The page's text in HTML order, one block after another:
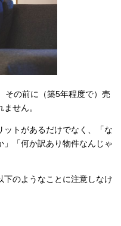
その前に（築5年程度で）売
せん。
ットがあるだけでなく、「な
「何か訳あり物件なんじゃ
下のようなことに注意しなけ